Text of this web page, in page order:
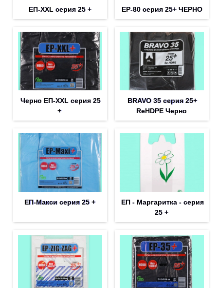
ЕП-XXL серия 25 + EP-80 серия 25+ ЧЕРНО
Черно ЕП-XXL серия 25
+
BRAVO 35 серия 25+
ReНDPE Черно
ЕП-Макси серия 25 +
ЕП - Маргаритка - серия
25 +